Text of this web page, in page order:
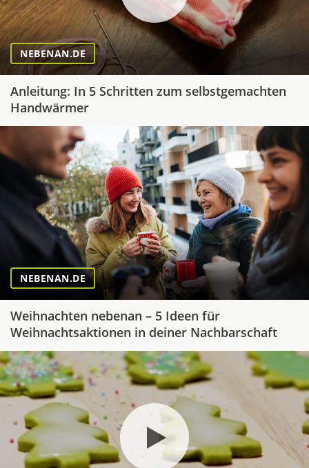
NEBENAN.DE
Anleitung: In 5 Schritten zum selbstgemachten
Handwärmer
NEBENAN.DE
Weihnachten nebenan – 5 Ideen für
Weihnachtsaktionen in deiner Nachbarschaft